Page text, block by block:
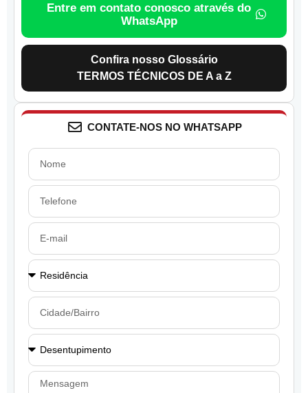
Entre em contato conosco através do
WhatsApp
Confira nosso Glossário
TERMOS TÉCNICOS DE A a Z
CONTATE-NOS NO WHATSAPP